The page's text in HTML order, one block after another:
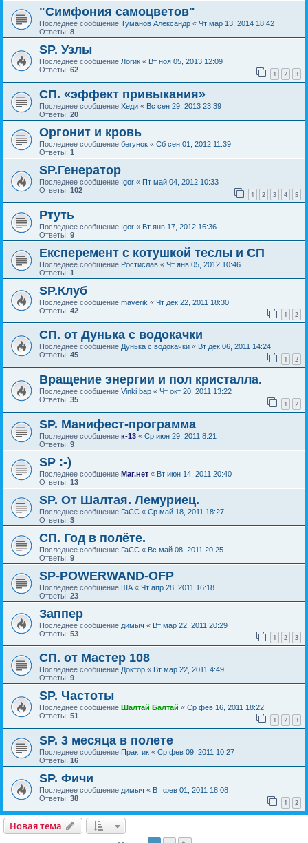
"Симфония самоцветов"
Последнее сообщение Туманов Александр « Чт мар 13, 2014 18:42
Ответы: 8
SP. Узлы
Последнее сообщение Логик « Вт ноя 05, 2013 12:09
Ответы: 62 1 2 3
СП. «эффект привыкания»
Последнее сообщение Хеди « Вс сен 29, 2013 23:39
Ответы: 20
Оргонит и кровь
Последнее сообщение бегунок « Сб сен 01, 2012 11:39
Ответы: 1
SP.Генератор
Последнее сообщение Igor « Пт май 04, 2012 10:33
Ответы: 102 1 2 3 4 5
Ртуть
Последнее сообщение Igor « Вт янв 17, 2012 16:36
Ответы: 9
Експеремент с котушкой теслы и СП
Последнее сообщение Ростислав « Чт янв 05, 2012 10:46
Ответы: 1
SP.Клуб
Последнее сообщение maverik « Чт дек 22, 2011 18:30
Ответы: 42 1 2
СП. от Дунька с водокачки
Последнее сообщение Дунька с водокачки « Вт дек 06, 2011 14:24
Ответы: 45 1 2
Вращение энергии и пол кристалла.
Последнее сообщение Vinki bap « Чт окт 20, 2011 13:22
Ответы: 35 1 2
SP. Манифест-программа
Последнее сообщение к-13 « Ср июн 29, 2011 8:21
Ответы: 9
SP :-)
Последнее сообщение Маг.нет « Вт июн 14, 2011 20:40
Ответы: 13
SP. От Шалтая. Лемуриец.
Последнее сообщение ГаСС « Ср май 18, 2011 18:27
Ответы: 3
СП. Год в полёте.
Последнее сообщение ГаСС « Вс май 08, 2011 20:25
Ответы: 9
SP-POWERWAND-OFP
Последнее сообщение ША « Чт апр 28, 2011 16:18
Ответы: 23
Заппер
Последнее сообщение димыч « Вт мар 22, 2011 20:29
Ответы: 53 1 2 3
СП. от Мастер 108
Последнее сообщение Доктор « Вт мар 22, 2011 4:49
Ответы: 9
SP. Частоты
Последнее сообщение Шалтай Балтай « Ср фев 16, 2011 18:22
Ответы: 51 1 2 3
SP. 3 месяца в полете
Последнее сообщение Практик « Ср фев 09, 2011 10:27
Ответы: 16
SP. Фичи
Последнее сообщение димыч « Вт фев 01, 2011 18:08
Ответы: 38 1 2
Новая тема